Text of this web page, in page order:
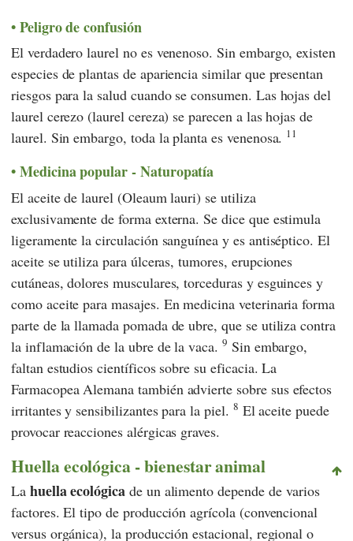
Peligro de confusión
El verdadero laurel no es venenoso. Sin embargo, existen
especies de plantas de apariencia similar que presentan
riesgos para la salud cuando se consumen. Las hojas del
laurel cerezo (laurel cereza) se parecen a las hojas de
laurel. Sin embargo, toda la planta es venenosa. 11
Medicina popular - Naturopatía
El aceite de laurel (Oleaum lauri) se utiliza
exclusivamente de forma externa. Se dice que estimula
ligeramente la circulación sanguínea y es antiséptico. El
aceite se utiliza para úlceras, tumores, erupciones
cutáneas, dolores musculares, torceduras y esguinces y
como aceite para masajes. En medicina veterinaria forma
parte de la llamada pomada de ubre, que se utiliza contra
la inflamación de la ubre de la vaca. 9 Sin embargo,
faltan estudios científicos sobre su eficacia. La
Farmacopea Alemana también advierte sobre sus efectos
irritantes y sensibilizantes para la piel. 8 El aceite puede
provocar reacciones alérgicas graves.
Huella ecológica - bienestar animal
La huella ecológicade un alimento depende de varios
factores. El tipo de producción agrícola (convencional
versus orgánica), la producción estacional, regional o